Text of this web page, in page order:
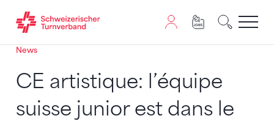
Zum Inhalt springen
Zur Sitemap navigieren
Zum Navigieren dieser Seite wird JavaScript benötigt.
News
CE artistique: l’équipe
suisse junior est dans le